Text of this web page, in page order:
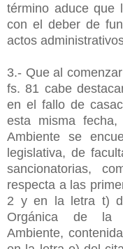
término aduce que
con el deber de
actos
3.- Que al
fs. 81 cabe
en el fallo de
esta misma fecha,
Ambiente se
legislativa, de
sancionatorias,
respecta a las
2 y en la letra t)
Orgánica de la
Ambiente,